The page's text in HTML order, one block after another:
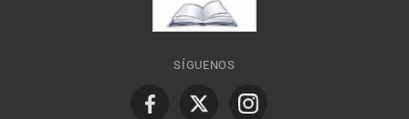
SÍGUENOS